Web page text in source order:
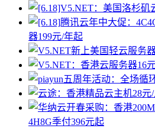
器199元/年起
4H8G季付396元起